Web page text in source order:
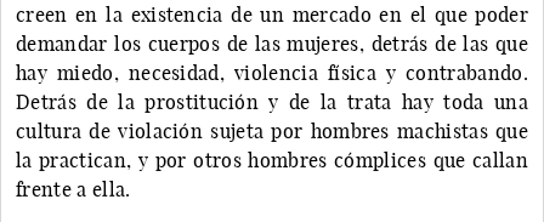
creen en la existencia de un mercado en el que poder
demandar los cuerpos de las mujeres, detrás de las que
hay miedo, necesidad, violencia física y contrabando.
Detrás de la prostitución y de la trata hay toda una
cultura de violación sujeta por hombres machistas que
la practican, y por otros hombres cómplices que callan
frente a ella.